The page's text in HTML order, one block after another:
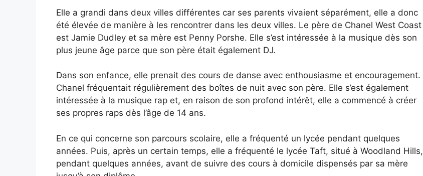
Elle a grandi dans deux villes différentes car ses parents vivaient séparément, elle a donc
été élevée de manière à les rencontrer dans les deux villes. Le père de Chanel West Coast
est Jamie Dudley et sa mère est Penny Porshe. Elle s’est intéressée à la musique dès son
plus jeune âge parce que son père était également DJ.
Dans son enfance, elle prenait des cours de danse avec enthousiasme et encouragement.
Chanel fréquentait régulièrement des boîtes de nuit avec son père. Elle s’est également
intéressée à la musique rap et, en raison de son profond intérêt, elle a commencé à créer
ses propres raps dès l’âge de 14 ans.
En ce qui concerne son parcours scolaire, elle a fréquenté un lycée pendant quelques
années. Puis, après un certain temps, elle a fréquenté le lycée Taft, situé à Woodland Hills,
pendant quelques années, avant de suivre des cours à domicile dispensés par sa mère